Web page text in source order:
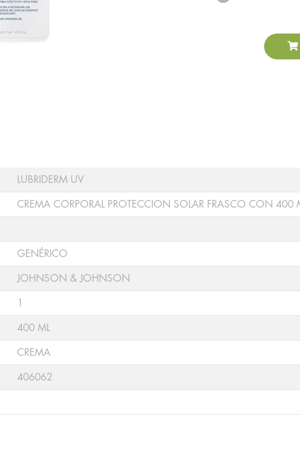
LUBRIDERM UV
CREMA CORPORAL PROTECCION SOLAR FRASCO CON 400
GENÉRICO
JOHNSON & JOHNSON
1
400 ML
CREMA
406062